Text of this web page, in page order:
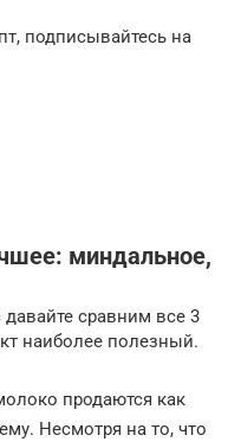
подписывайтесь на
миндальное,
сравним все 3
наиболее полезный.
продаются как
Несмотря на то, что